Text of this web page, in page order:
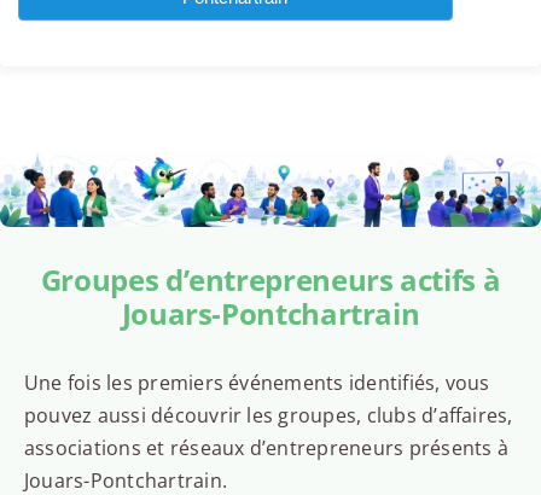
Groupes d’entrepreneurs actifs à
Jouars-Pontchartrain
Une fois les premiers événements identifiés, vous
pouvez aussi découvrir les groupes, clubs d’affaires,
associations et réseaux d’entrepreneurs présents à
Jouars-Pontchartrain.